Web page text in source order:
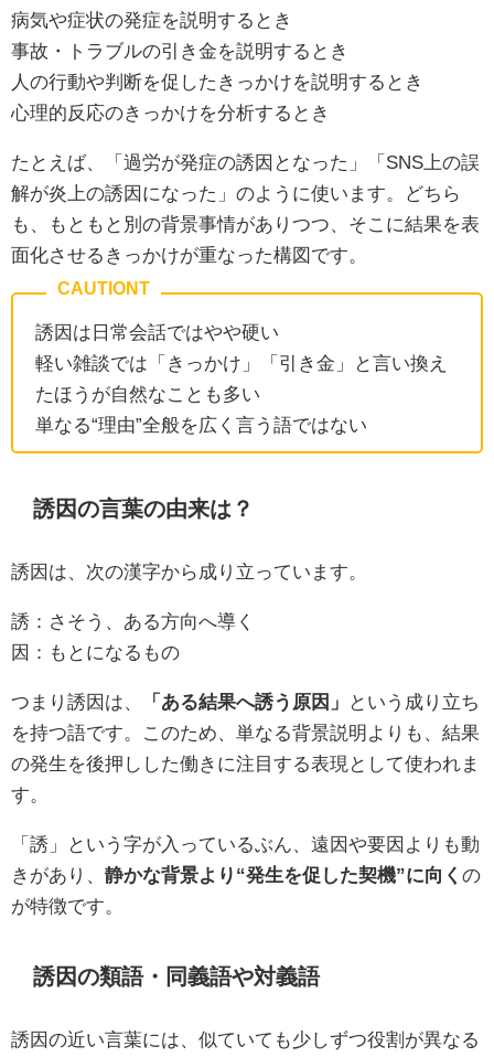
病気や症状の発症を説明するとき
事故・トラブルの引き金を説明するとき
人の行動や判断を促したきっかけを説明するとき
心理的反応のきっかけを分析するとき
たとえば、「過労が発症の誘因となった」「SNS上の誤
解が炎上の誘因になった」のように使います。どちら
も、もともと別の背景事情がありつつ、そこに結果を表
面化させるきっかけが重なった構図です。
誘因は日常会話ではやや硬い
軽い雑談では「きっかけ」「引き金」と言い換え
たほうが自然なことも多い
単なる“理由”全般を広く言う語ではない
誘因の言葉の由来は？
誘因は、次の漢字から成り立っています。
誘：さそう、ある方向へ導く
因：もとになるもの
つまり誘因は、 「ある結果へ誘う原因」
という成り立ち
を持つ語です。このため、単なる背景説明よりも、結果
の発生を後押しした働きに注目する表現として使われま
す。
「誘」という字が入っているぶん、遠因や要因よりも動
きがあり、 静かな背景より“発生を促した契機”に向く の
が特徴です。
誘因の類語・同義語や対義語
誘因の近い言葉には、似ていても少しずつ役割が異なる